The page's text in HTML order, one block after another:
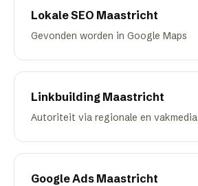
Lokale SEO Maastricht
Gevonden worden in Google Maps
Linkbuilding Maastricht
Autoriteit via regionale en vakmedia
Google Ads Maastricht